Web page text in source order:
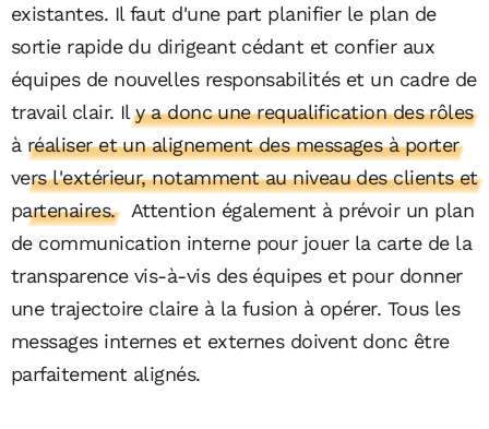
existantes. Il faut d'une part planifier le plan de
sortie rapide du dirigeant cédant et confier aux
équipes de nouvelles responsabilités et un cadre de
travail clair. Il y a donc une requalification des rôles
à réaliser et un alignement des messages à porter
vers l'extérieur, notamment au niveau des clients et
partenaires.
Attention également à prévoir un plan
de communication interne pour jouer la carte de la
transparence vis-à-vis des équipes et pour donner
une trajectoire claire à la fusion à opérer. Tous les
messages internes et externes doivent donc être
parfaitement alignés.